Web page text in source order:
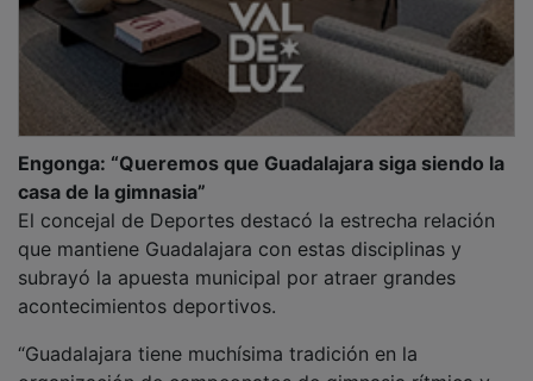
e internacionales”, afirmó.
Engonga enmarcó estas competiciones dentro de la
estrategia deportiva municipal desarrollada en los
últimos años, basada en la captación de eventos de
grandes espectáculos deportivos” y para acercar el
deporte de élite a la ciudadanía.
Más allá del impacto económico que supondrán para
hoteles, restaurantes y comercios, el edil insistió en el
valor formativo y motivacional de estos campeonatos.
España de gimnasia rítmica o artística puede hacer